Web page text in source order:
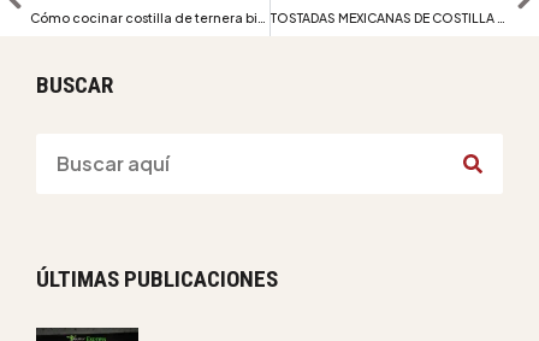
BUSCAR
ÚLTIMAS PUBLICACIONES